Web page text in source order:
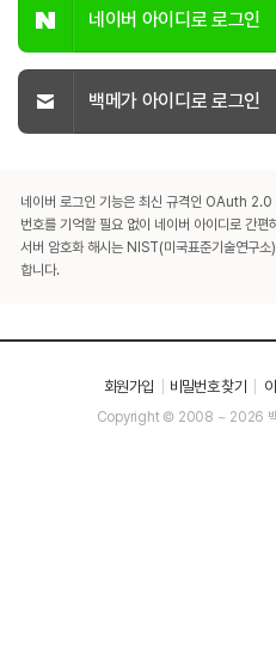
네이버 아이디로 로그인
백메가 아이디로 로그인
네이버 로그인 기능은 최신 규격인 OAuth 2.0
번호를 기억할 필요 없이 네이버 아이디로 간
서버 암호화 해시는 NIST(미국표준기술연구소
합니다.
회원가입 비밀번호 찾기
Copyright © 2008 ~ 2026 백